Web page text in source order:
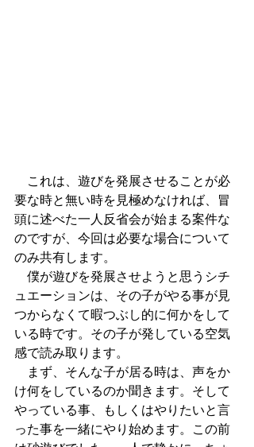
これは、遊びを発展させることが必
要な時と無い時を見極めなければ、冒
頭に述べた一人反省会が始まる案件な
のですが、今回は必要な場合について
のみ共有します。
僕が遊びを発展させようと思うシチ
ュエーションは、その子がやる事が見
つからなくて暇つぶし的に何かをして
いる時です。その子が発している空気
感で読み取ります。
まず、そんな子が居る時は、声をか
け何をしているのか聞きます。そして
やっている事、もしくはやりたいと言
った事を一緒にやり始めます。この前